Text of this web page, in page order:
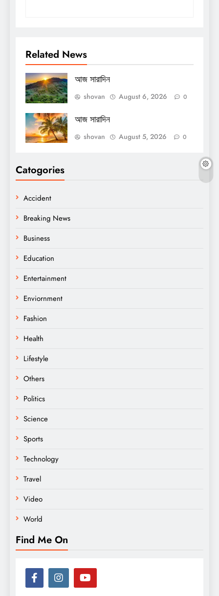
Related News
আজ সারাদিন
shovan August 6, 2026 0
আজ সারাদিন
shovan August 5, 2026 0
Catogories
Accident
Breaking News
Business
Education
Entertainment
Enviornment
Fashion
Health
Lifestyle
Others
Politics
Science
Sports
Technology
Travel
Video
World
Find Me On